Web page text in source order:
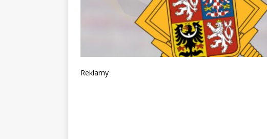
Reklamy